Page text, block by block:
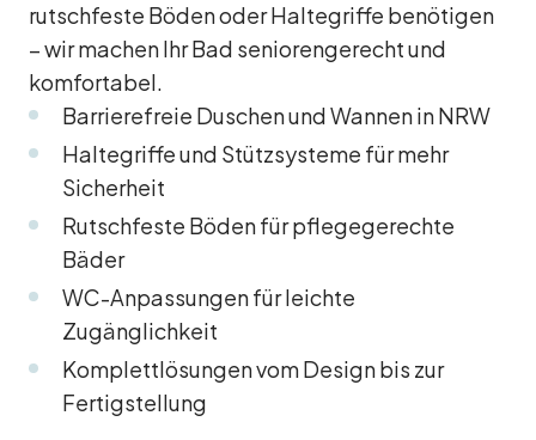
rutschfeste Böden oder Haltegriffe benötigen
– wir machen Ihr Bad seniorengerecht und
komfortabel.
Barrierefreie Duschen und Wannen in NRW
Haltegriffe und Stützsysteme für mehr
Sicherheit
Rutschfeste Böden für pflegegerechte
Bäder
WC-Anpassungen für leichte
Zugänglichkeit
Komplettlösungen vom Design bis zur
Fertigstellung